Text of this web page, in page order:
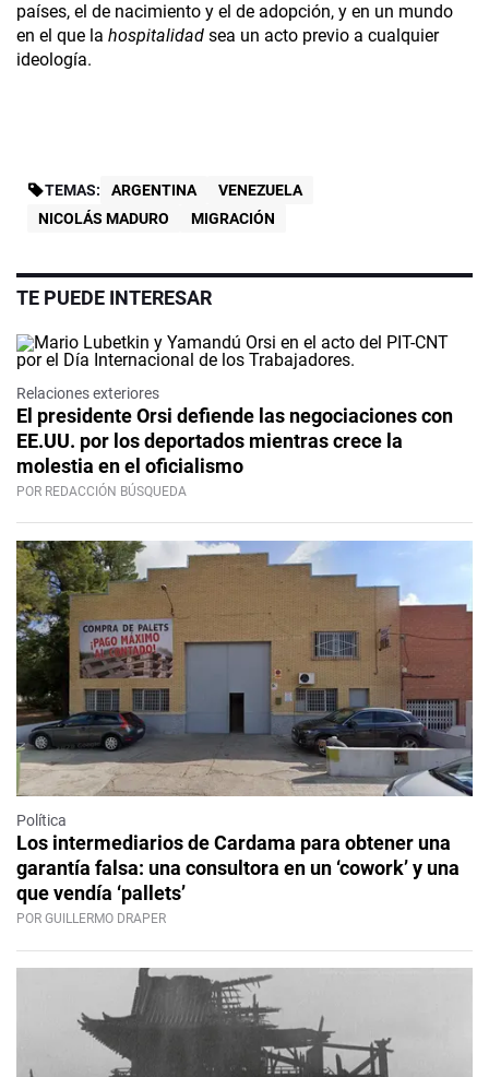
países, el de nacimiento y el de adopción, y en un mundo
en el que la hospitalidad sea un acto previo a cualquier
ideología.
TEMAS: ARGENTINA
VENEZUELA
NICOLÁS MADURO
MIGRACIÓN
TE PUEDE INTERESAR
Relaciones exteriores
El presidente Orsi defiende las negociaciones con
EE.UU. por los deportados mientras crece la
molestia en el oficialismo
POR REDACCIÓN BÚSQUEDA
Política
Los intermediarios de Cardama para obtener una
garantía falsa: una consultora en un ‘cowork’ y una
que vendía ‘pallets’
POR GUILLERMO DRAPER